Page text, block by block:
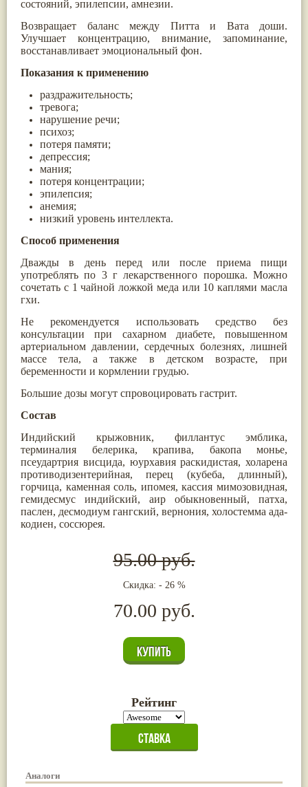
состояний, эпилепсии, амнезии.
Возвращает баланс между Питта и Вата доши.
Улучшает концентрацию, внимание, запоминание,
восстанавливает эмоциональный фон.
Показания к применению
раздражительность;
тревога;
нарушение речи;
психоз;
потеря памяти;
депрессия;
мания;
потеря концентрации;
эпилепсия;
анемия;
низкий уровень интеллекта.
Способ применения
Дважды в день перед или после приема пищи
употреблять по 3 г лекарственного порошка. Можно
сочетать с 1 чайной ложкой меда или 10 каплями масла
гхи.
Не рекомендуется использовать средство без
консультации при сахарном диабете, повышенном
артериальном давлении, сердечных болезнях, лишней
массе тела, а также в детском возрасте, при
беременности и кормлении грудью.
Большие дозы могут спровоцировать гастрит.
Состав
Индийский крыжовник, филлантус эмблика,
терминалия белерика, крапива, бакопа монье,
псеудартрия висцида, юурхавия раскидистая, холарена
противодизентерийная, перец (кубеба, длинный),
горчица, каменная соль, ипомея, кассия мимозовидная,
гемидесмус индийский, аир обыкновенный, патха,
паслен, десмодиум гангский, вернония, холостемма ада-
кодиен, соссюрея.
95.00 руб.
Скидка: - 26 %
70.00 руб.
Рейтинг
Аналоги
Паслён черный(13)
Коричник цейлонский
Мирра
Сверция(12)
Каменная соль(11)
Коровье молоко
Мукуна жгучая(11)
Ним(11)
Патала(11)
Перец чаба(11)
Соссюрея/кушта
Турпет(11)
Алойное дерево(10)
Асафетида(10)
Пармелия(10)
Ашока(9)
Данти(9)
Мурва(9)
Птерокарпус мешковидный(9)
Юстиция сосудистая/Васака
Жасмин(8)
Каранджа(8)
Касторовое масло (8)
Кутаки
(8)
Мята(8)
more...